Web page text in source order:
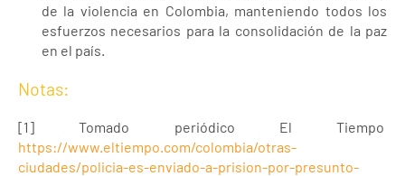
de la violencia en Colombia, manteniendo todos los
esfuerzos necesarios para la consolidación de la paz
en el país.
Notas:
[1] Tomado periódico El Tiempo
https://www.eltiempo.com/colombia/otras-
ciudades/policia-es-enviado-a-prision-por-presunto-